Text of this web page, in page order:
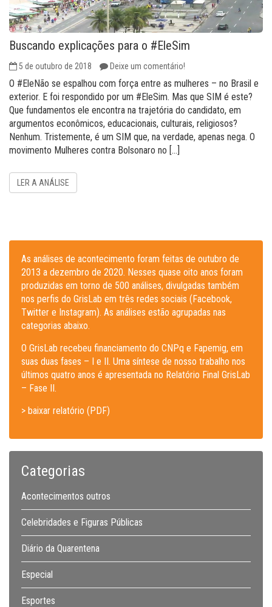
Buscando explicações para o #EleSim
5 de outubro de 2018 Deixe um comentário!
O #EleNão se espalhou com força entre as mulheres – no Brasil e
exterior. E foi respondido por um #EleSim. Mas que SIM é este?
Que fundamentos ele encontra na trajetória do candidato, em
argumentos econômicos, educacionais, culturais, religiosos?
Nenhum. Tristemente, é um SIM que, na verdade, apenas nega. O
movimento Mulheres contra Bolsonaro no […]
LER A ANÁLISE
As análises de acontecimento foram feitas de outubro de
2013 a dezembro de 2020. Nesses quase oito anos foram
produzidas em torno de 500 análises, divulgadas também
nos perfis do GrisLab em três redes sociais (Facebook,
Twitter e Instagram). As análises estão agrupadas nas
categorias abaixo.
O GrisLab recebeu financiamento do CNPq e Fapemig, em
suas duas fases – I e II. Uma síntese de nosso trabalho nos
últimos quatro anos é apresentada no Relatório Final GrisLab
– Fase II.
> baixar relatório (PDF)
Categorias
Acontecimentos outros
Celebridades e Figuras Públicas
Diário da Quarentena
Especial
Esportes